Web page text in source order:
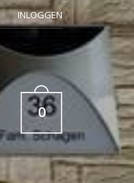
INLOGGEN
0